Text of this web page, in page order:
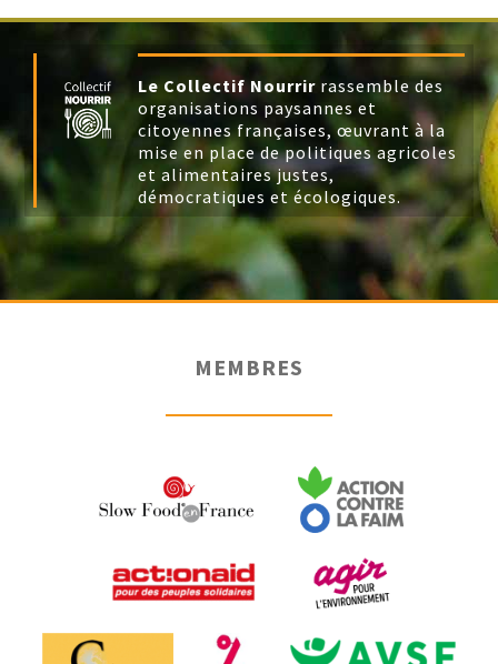
Le Collectif Nourrir rassemble des
organisations paysannes et
citoyennes françaises, œuvrant à la
mise en place de politiques agricoles
et alimentaires justes,
démocratiques et écologiques.
MEMBRES